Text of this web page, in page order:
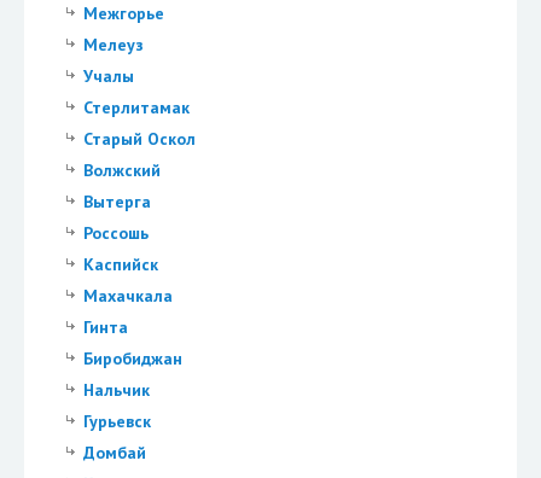
Межгорье
Мелеуз
Учалы
Стерлитамак
Старый Оскол
Волжский
Вытерга
Россошь
Каспийск
Махачкала
Гинта
Биробиджан
Нальчик
Гурьевск
Домбай